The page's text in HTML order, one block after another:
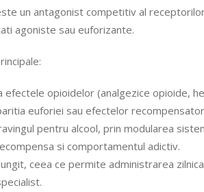
un antagonist competitiv al
agoniste sau euforizante.
efectele opioidelor (analgezice opioide,
euforiei sau efectelor
pentru alcool, prin modularea
si comportamentul adictiv.
ceea ce permite administrarea